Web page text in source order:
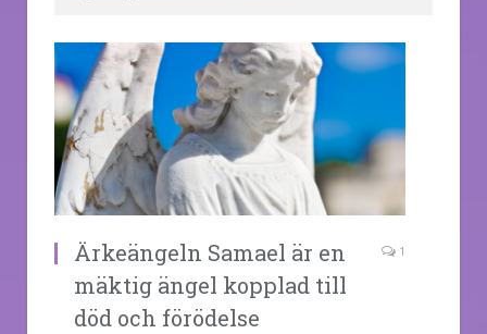
Ärkeängeln Samael är en
mäktig ängel kopplad till
död och förödelse
1